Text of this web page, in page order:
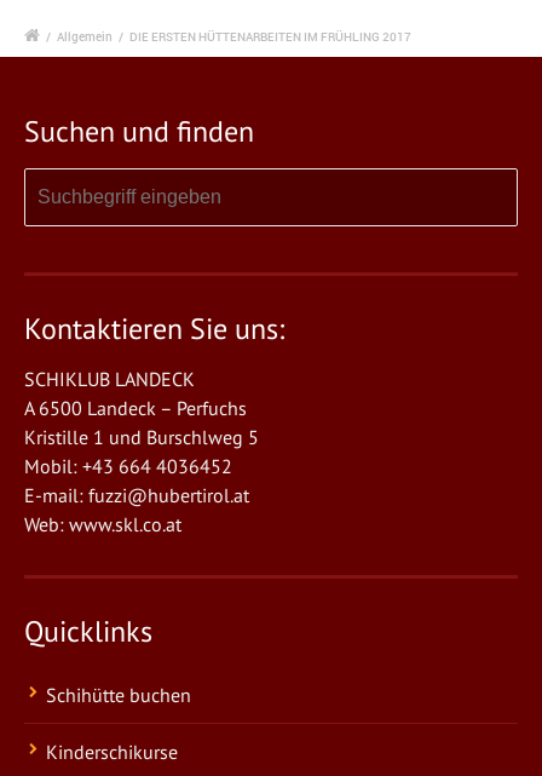
/ Allgemein / DIE ERSTEN HÜTTENARBEITEN IM FRÜHLING 2017
Suchen und finden
Kontaktieren Sie uns:
SCHIKLUB LANDECK
A 6500 Landeck – Perfuchs
Kristille 1 und Burschlweg 5
Mobil: +43 664 4036452
E-mail: fuzzi@hubertirol.at
Web: www.skl.co.at
Quicklinks
Schihütte buchen
Kinderschikurse